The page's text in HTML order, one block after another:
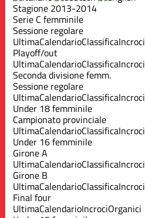
Stagione 2013-2014
Serie C femminile
Sessione regolare
UltimaCalendarioClassificaIncroci
Playoff/out
UltimaCalendarioClassificaIncroci
Seconda divisione femm.
Sessione regolare
UltimaCalendarioClassificaIncroci
Under 18 femminile
Campionato provinciale
UltimaCalendarioClassificaIncroci
Under 16 femminile
Girone A
UltimaCalendarioClassificaIncroci
Girone B
UltimaCalendarioClassificaIncroci
Final four
UltimaCalendarioIncrociOrganici